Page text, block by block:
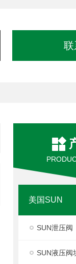
联
美国SUN
SUN泄压阀
SUN液压阀